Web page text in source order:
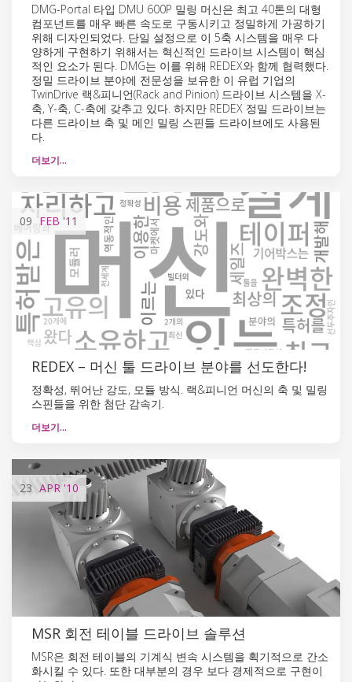
DMG-Portal 타입 DMU 600P 밀링 머신은 최고 40톤의 대형
컴포넌트를 매우 빠른 속도로 구동시키고 정밀하게 가공하기
위해 디자인되었다. 단일 설정으로 이 5축 시스템을 매우 다
양하게 구현하기 위해서는 혁신적인 드라이브 시스템이 핵심
적인 요소가 된다. DMG는 이를 위해 REDEX와 함께 협력했다.
정밀 드라이브 분야에 전문성을 보유한 이 유럽 기업의
TwinDrive 랙&피니언(Rack and Pinion) 드라이브 시스템을 X-
축, Y-축, C-축에 갖추고 있다. 하지만 REDEX 정밀 드라이브는
다른 드라이브 축 및 메인 밀링 스핀들 드라이브에도 사용된
다.
더보기…
09 FEB '11
REDEX – 머신 툴 드라이브 분야를 선도한다!
정확성, 뛰어난 강도, 모듈 방식. 랙&피니언 머신의 축 및 밀링
스핀들을 위한 첨단 감속기.
더보기…
23 APR'10
MSR 회전 테이블 드라이브 솔루션
MSR은 회전 테이블의 기계식 변속 시스템을 획기적으로 간소
화시킬 수 있다. 또한 대부분의 경우 보다 경제적으로 구현이